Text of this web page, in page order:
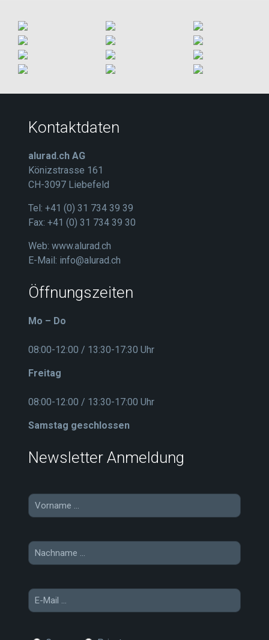
Kontaktdaten
alurad.ch AG
Könizstrasse 161
CH-3097 Liebefeld
Tel: +41 (0) 31 734 39 39
Fax: +41 (0) 31 734 39 30
Web:www.alurad.ch
E-Mail: info@alurad.ch
Öffnungszeiten
Mo – Do
08:00-12:00 / 13:30-17:30 Uhr
Freitag
08:00-12:00 / 13:30-17:00 Uhr
Samstag geschlossen
Newsletter Anmeldung